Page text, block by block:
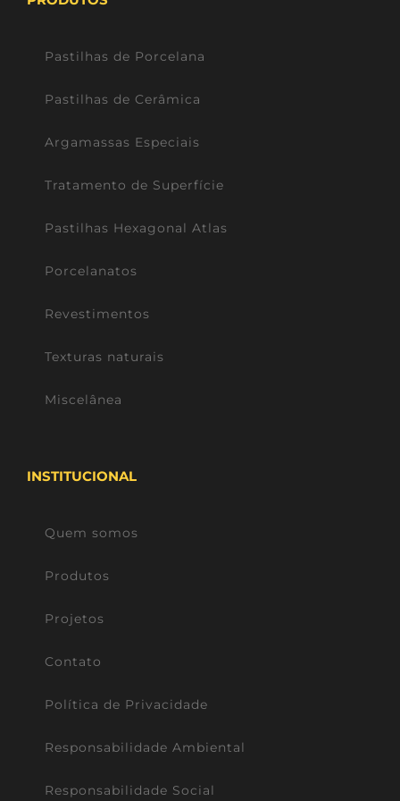
Pastilhas de Porcelana
Pastilhas de Cerâmica
Argamassas Especiais
Tratamento de Superfície
Pastilhas Hexagonal Atlas
Porcelanatos
Revestimentos
Texturas naturais
Miscelânea
INSTITUCIONAL
Quem somos
Produtos
Projetos
Contato
Política de Privacidade
Responsabilidade Ambiental
Responsabilidade Social